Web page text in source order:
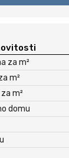
za m²
m²
m²
domu